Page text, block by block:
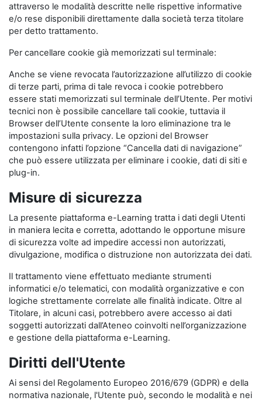
attraverso le modalità descritte nelle rispettive informative
e/o rese disponibili direttamente dalla società terza titolare
per detto trattamento.
Per cancellare cookie già memorizzati sul terminale:
Anche se viene revocata l’autorizzazione all’utilizzo di cookie
di terze parti, prima di tale revoca i cookie potrebbero
essere stati memorizzati sul terminale dell’Utente. Per motivi
tecnici non è possibile cancellare tali cookie, tuttavia il
Browser dell’Utente consente la loro eliminazione tra le
impostazioni sulla privacy. Le opzioni del Browser
contengono infatti l’opzione “Cancella dati di navigazione”
che può essere utilizzata per eliminare i cookie, dati di siti e
plug-in.
Misure di sicurezza
La presente piattaforma e-Learning tratta i dati degli Utenti
in maniera lecita e corretta, adottando le opportune misure
di sicurezza volte ad impedire accessi non autorizzati,
divulgazione, modifica o distruzione non autorizzata dei dati.
Il trattamento viene effettuato mediante strumenti
informatici e/o telematici, con modalità organizzative e con
logiche strettamente correlate alle finalità indicate. Oltre al
Titolare, in alcuni casi, potrebbero avere accesso ai dati
soggetti autorizzati dall’Ateneo coinvolti nell’organizzazione
e gestione della piattaforma e-Learning.
Diritti dell'Utente
Ai sensi del Regolamento Europeo 2016/679 (GDPR) e della
normativa nazionale, l'Utente può, secondo le modalità e nei